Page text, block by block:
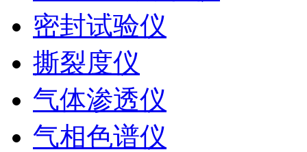
密封试验仪
撕裂度仪
气体渗透仪
气相色谱仪